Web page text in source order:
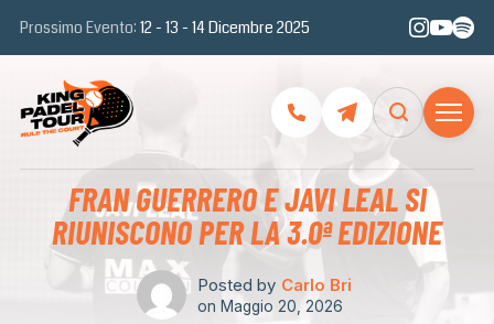
Prossimo Evento: 12 - 13 - 14 Dicembre 2025
FRAN GUERRERO E JAVI LEAL SI
RIUNISCONO PER LA 3.0ª EDIZIONE
Posted by Carlo Bri
on Maggio 20, 2026